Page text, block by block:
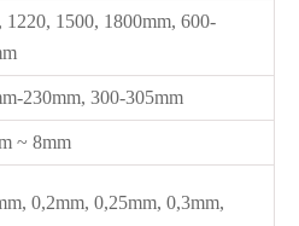
1220, 1500, 1800mm, 600-
230mm, 300-305mm
~ 8mm
0,2mm, 0,25mm, 0,3mm,